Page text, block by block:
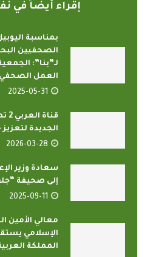
إقراء أيضاً في
بمناسبة
الصحفيين
لـ”بنا”:
العمل
2025-05-31
الجديدة
2026-03-28
سعادة وزير
إلى صحيفة
2025-09-11
معالي الأمين
الإسلامي
المملكة